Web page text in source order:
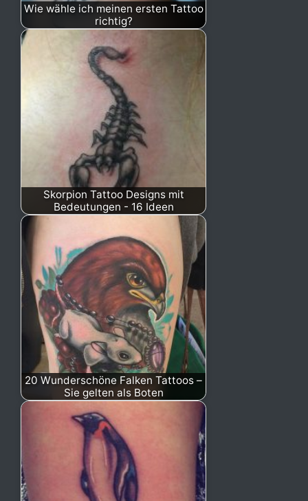
Wie wähle ich meinen ersten Tattoo
richtig?
Skorpion Tattoo Designs mit
Bedeutungen - 16 Ideen
20 Wunderschöne Falken Tattoos –
Sie gelten als Boten